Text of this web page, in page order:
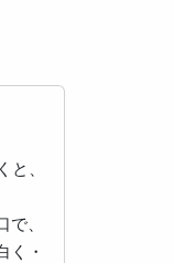
、
、
く・